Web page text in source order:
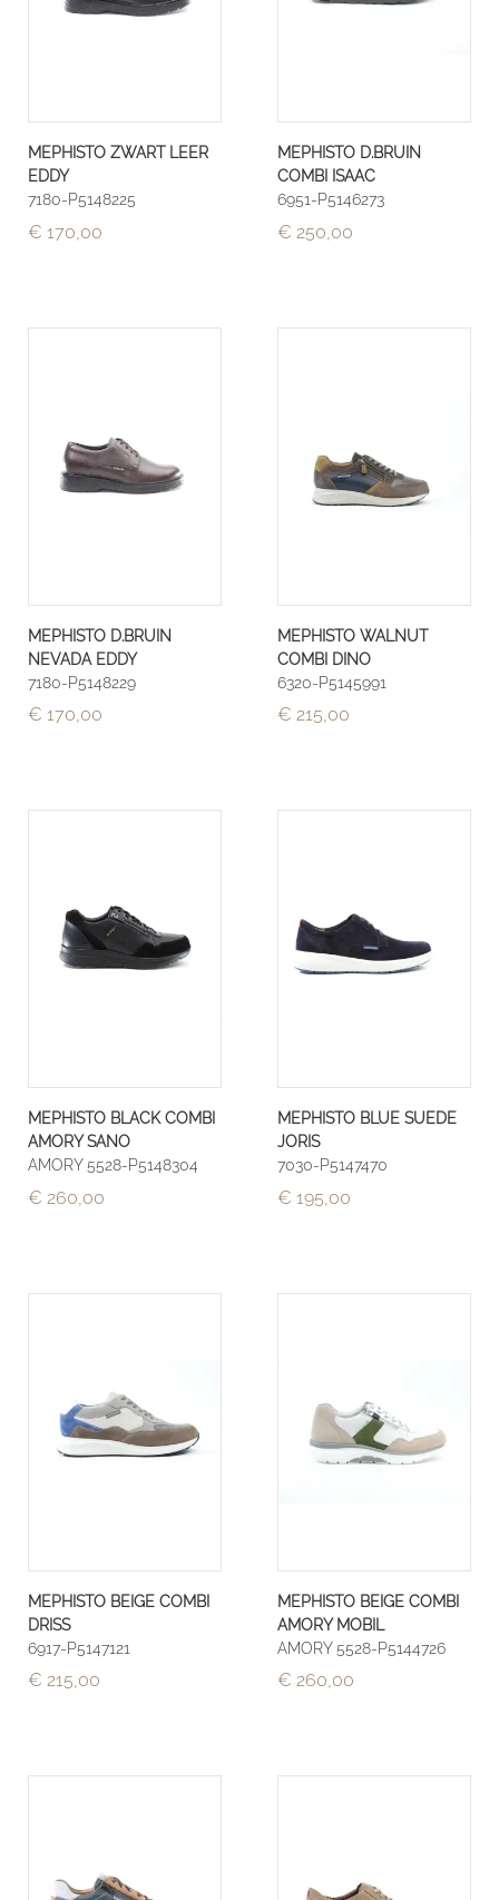
MEPHISTO ZWART LEER
EDDY
7180-P5148225
€ 170,00
MEPHISTO D.BRUIN
COMBI ISAAC
6951-P5146273
€ 250,00
MEPHISTO D.BRUIN
NEVADA EDDY
7180-P5148229
€ 170,00
MEPHISTO WALNUT
COMBI DINO
6320-P5145991
€ 215,00
MEPHISTO BLACK COMBI
AMORY SANO
AMORY 5528-P5148304
€ 260,00
MEPHISTO BLUE SUEDE
JORIS
7030-P5147470
€ 195,00
MEPHISTO BEIGE COMBI
DRISS
6917-P5147121
€ 215,00
MEPHISTO BEIGE COMBI
AMORY MOBIL
AMORY 5528-P5144726
€ 260,00